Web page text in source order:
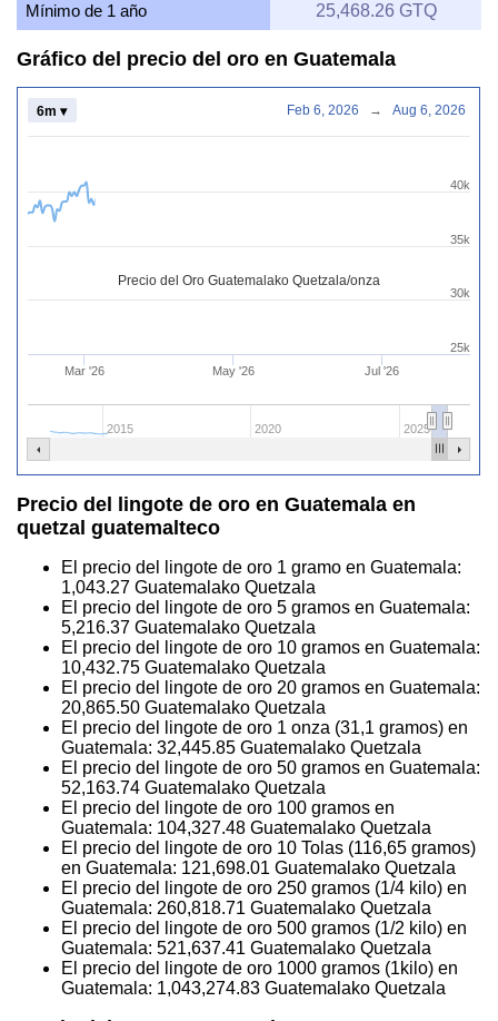
Mínimo de 1 año 25,468.26 GTQ
Gráfico del precio del oro en Guatemala
Precio del Oro Guatemalako Quetzala/onza
Mar '26 May '26 Jul '26
2015 2020 2025
30k
35k
40k
25k
6m ▾ Feb 6, 2026 → Aug 6, 2026
Precio del lingote de oro en Guatemala en
quetzal guatemalteco
El precio del lingote de oro 1 gramo en Guatemala:
1,043.27 Guatemalako Quetzala
El precio del lingote de oro 5 gramos en Guatemala:
5,216.37 Guatemalako Quetzala
El precio del lingote de oro 10 gramos en Guatemala:
10,432.75 Guatemalako Quetzala
El precio del lingote de oro 20 gramos en Guatemala:
20,865.50 Guatemalako Quetzala
El precio del lingote de oro 1 onza (31,1 gramos) en
Guatemala: 32,445.85 Guatemalako Quetzala
El precio del lingote de oro 50 gramos en Guatemala:
52,163.74 Guatemalako Quetzala
El precio del lingote de oro 100 gramos en
Guatemala: 104,327.48 Guatemalako Quetzala
El precio del lingote de oro 10 Tolas (116,65 gramos)
en Guatemala: 121,698.01 Guatemalako Quetzala
El precio del lingote de oro 250 gramos (1/4 kilo) en
Guatemala: 260,818.71 Guatemalako Quetzala
El precio del lingote de oro 500 gramos (1/2 kilo) en
Guatemala: 521,637.41 Guatemalako Quetzala
El precio del lingote de oro 1000 gramos (1kilo) en
Guatemala: 1,043,274.83 Guatemalako Quetzala